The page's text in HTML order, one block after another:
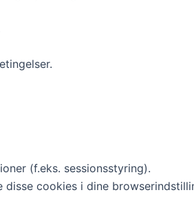
(f.eks. sessionsstyring).
cookies i dine